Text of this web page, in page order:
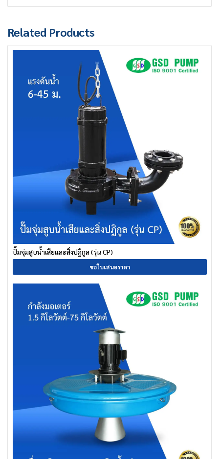
Related Products
ปั๊มจุ่มสูบน้ำเสียและสิ่งปฎิกูล (รุ่น CP)
ขอใบเสนอราคา